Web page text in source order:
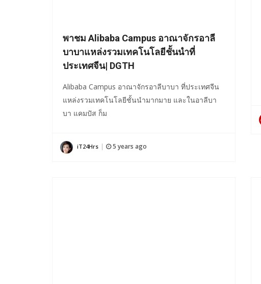
พาชม Alibaba Campus อาณาจักรอาลี
บาบาแหล่งรวมเทคโนโลยีชั้นนำที่
ประเทศจีน| DGTH
Alibaba Campus อาณาจักรอาลีบาบา ที่ประเทศจีน
แหล่งรวมเทคโนโลยีชั้นนำมากมาย และในอาลีบา
บา แคมปัส ก็ม
iT24Hrs 5 years ago